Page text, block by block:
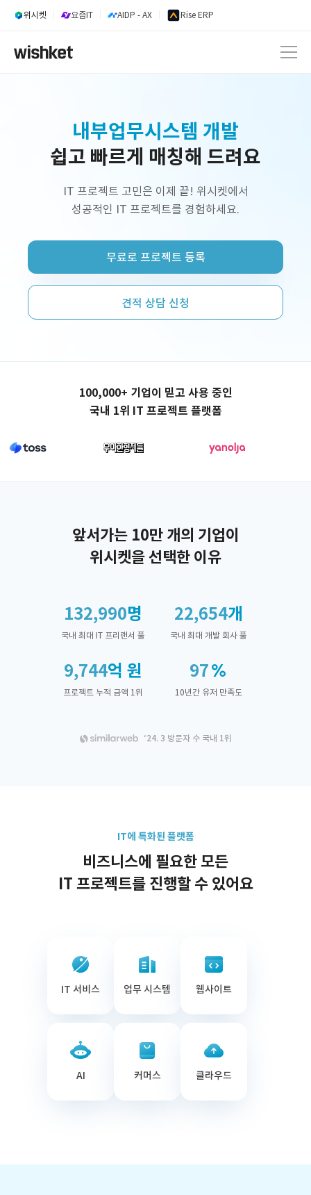
위시켓 요즘IT AIDP - AX Rise ERP
내부업무시스템 개발
웹 서비스 개발
AI 서비스 개발
정부지원사업 외주 개발
프리랜서 개발자 구인
플랫폼 제작
쇼핑몰 구축
쉽고 빠르게 매칭해 드려요
IT 프로젝트 고민은 이제 끝! 위시켓에서
성공적인 IT 프로젝트를 경험하세요.
무료로 프로젝트 등록
견적 상담 신청
100,000+ 기업이 믿고 사용 중인
국내 1위 IT 프로젝트 플랫폼
앞서가는 10만 개의 기업이
위시켓을 선택한 이유
132,990명
국내 최대 IT 프리랜서 풀
22,654개
국내 최대 개발 회사 풀
9,744억 원
프로젝트 누적 금액 1위
97
10년간 유저 만족도
‘24. 3 방문자 수 국내 1위
IT에 특화된 플랫폼
비즈니스에 필요한 모든
IT 프로젝트를 진행할 수 있어요
IT 서비스 업무 시스템 웹사이트
AI 커머스 클라우드